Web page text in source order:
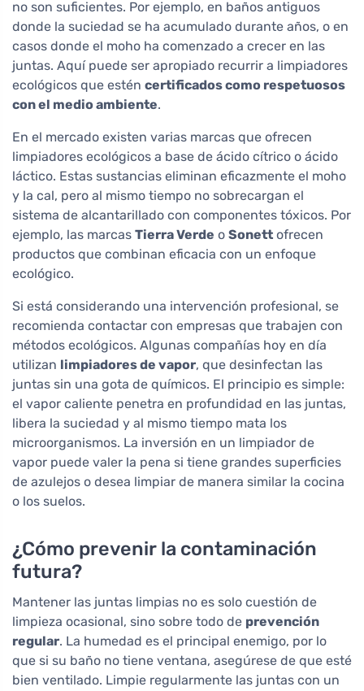
no son suficientes. Por ejemplo, en baños antiguos
donde la suciedad se ha acumulado durante años, o en
casos donde el moho ha comenzado a crecer en las
juntas. Aquí puede ser apropiado recurrir a limpiadores
ecológicos que estén certificados como respetuosos
con el medio ambiente.
En el mercado existen varias marcas que ofrecen
limpiadores ecológicos a base de ácido cítrico o ácido
láctico. Estas sustancias eliminan eficazmente el moho
y la cal, pero al mismo tiempo no sobrecargan el
sistema de alcantarillado con componentes tóxicos. Por
ejemplo, las marcas Tierra Verde o Sonett ofrecen
productos que combinan eficacia con un enfoque
ecológico.
Si está considerando una intervención profesional, se
recomienda contactar con empresas que trabajen con
métodos ecológicos. Algunas compañías hoy en día
utilizan limpiadores de vapor, que desinfectan las
juntas sin una gota de químicos. El principio es simple:
el vapor caliente penetra en profundidad en las juntas,
libera la suciedad y al mismo tiempo mata los
microorganismos. La inversión en un limpiador de
vapor puede valer la pena si tiene grandes superficies
de azulejos o desea limpiar de manera similar la cocina
o los suelos.
¿Cómo prevenir la contaminación
futura?
Mantener las juntas limpias no es solo cuestión de
limpieza ocasional, sino sobre todo de prevención
regular. La humedad es el principal enemigo, por lo
que si su baño no tiene ventana, asegúrese de que esté
bien ventilado. Limpie regularmente las juntas con un